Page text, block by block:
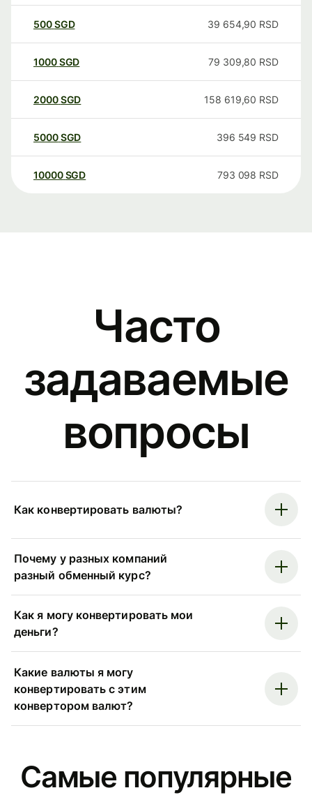
500SGD 39 654,90 RSD
1000SGD 79 309,80 RSD
2000SGD 158 619,60 RSD
5000SGD 396 549 RSD
10000 SGD 793 098 RSD
Часто
задаваемые
вопросы
Как конвертировать валюты?
Почему у разных компаний
разный обменный курс?
Как я могу конвертировать мои
деньги?
Какие валюты я могу
конвертировать с этим
конвертором валют?
Самые популярные